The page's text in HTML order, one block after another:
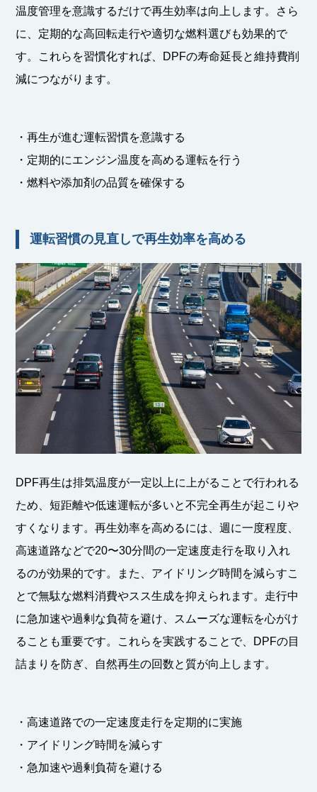
温度管理を意識するだけで再生効率は向上します。さら
に、定期的な高回転走行や適切な燃料選びも効果的で
す。これらを習慣化すれば、DPFの寿命延長と維持費削
減につながります。
・再生が進む運転習慣を意識する
・定期的にエンジン温度を高める運転を行う
・燃料や添加剤の品質を確保する
運転習慣の見直しで再生効率を高める
DPF再生は排気温度が一定以上に上がることで行われる
ため、短距離や低速運転が多いと不完全再生が起こりや
すくなります。再生効率を高めるには、週に一度程度、
高速道路などで20〜30分間の一定速度走行を取り入れ
るのが効果的です。また、アイドリング時間を減らすこ
とで無駄な燃料消費やスス生成を抑えられます。走行中
に急加速や過剰な負荷を避け、スムーズな運転を心がけ
ることも重要です。これらを実践することで、DPFの目
詰まりを防ぎ、自然再生の回数と質が向上します。
・高速道路での一定速度走行を定期的に実施
・アイドリング時間を減らす
・急加速や過剰負荷を避ける